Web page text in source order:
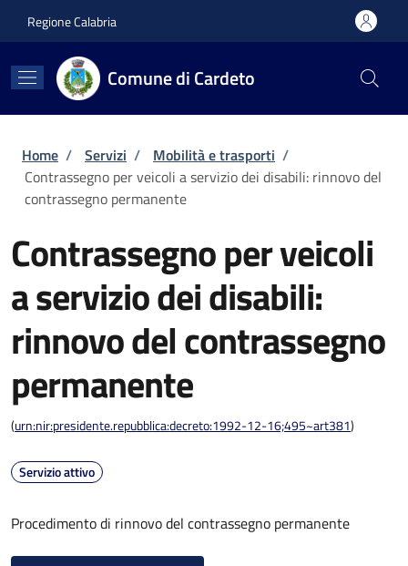
Regione Calabria
Comune di Cardeto
Briciole di pane
Home / Servizi / Mobilità e trasporti /
Contrassegno per veicoli a servizio dei disabili: rinnovo del
contrassegno permanente
Contrassegno per veicoli
a servizio dei disabili:
rinnovo del contrassegno
permanente
(urn:nir:presidente.repubblica:decreto:1992-12-16;495~art381)
Servizio attivo
Procedimento di rinnovo del contrassegno permanente